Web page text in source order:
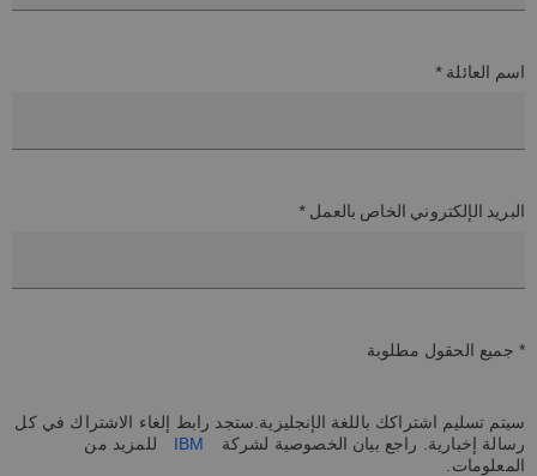
اسم العائلة *
البريد الإلكتروني الخاص بالعمل *
* جميع الحقول مطلوبة
سيتم تسليم اشتراكك باللغة الإنجليزية.ستجد رابط إلغاء الاشتراك في كل
رسالة إخبارية. راجع بيان الخصوصية لشركة
للمزيد من
المعلومات.